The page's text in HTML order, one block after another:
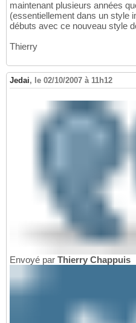
maintenant plusieurs années
(essentiellement dans un style
débuts avec ce nouveau style
Thierry
Jedai, le 02/10/2007 à 11h12
Envoyé par Thierry Chappuis